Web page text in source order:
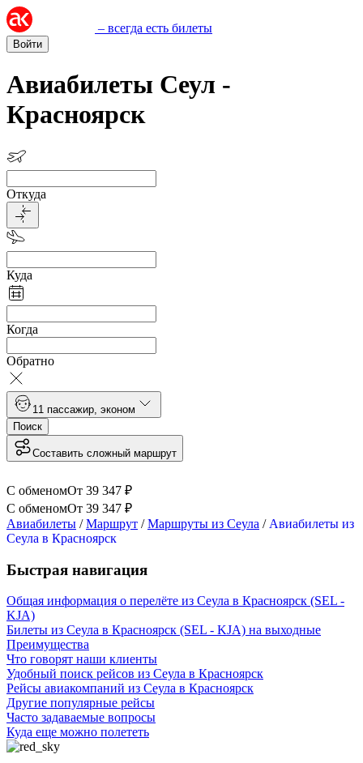
– всегда есть билеты
Войти
Авиабилеты Сеул -
Красноярск
Откуда
Куда
Когда
Обратно
1 1 пассажир эконом
Поиск
Составить сложный маршрут
С обменомОт 39 347 ₽
С обменомОт 39 347 ₽
Авиабилеты /Маршрут /Маршруты из Сеула / Авиабилеты из
Сеула в Красноярск
Быстрая навигация
Общая информация о перелёте из Сеула в Красноярск (SEL -
KJA)
Билеты из Сеула в Красноярск (SEL - KJA) на выходные
Преимущества
Что говорят наши клиенты
Удобный поиск рейсов из Сеула в Красноярск
Рейсы авиакомпаний из Сеула в Красноярск
Другие популярные рейсы
Часто задаваемые вопросы
Куда еще можно полететь